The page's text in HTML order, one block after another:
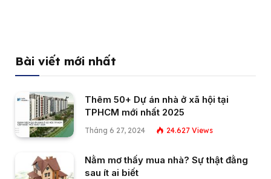
Bài viết mới nhất
Thêm 50+ Dự án nhà ở xã hội tại
TPHCM mới nhất 2025
Tháng 6 27, 2024 24.627 Views
Nằm mơ thấy mua nhà? Sự thật đằng
sau ít ai biết